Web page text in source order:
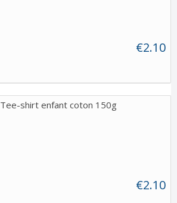
€2.10
Tee-shirt enfant coton 150g
€2.10